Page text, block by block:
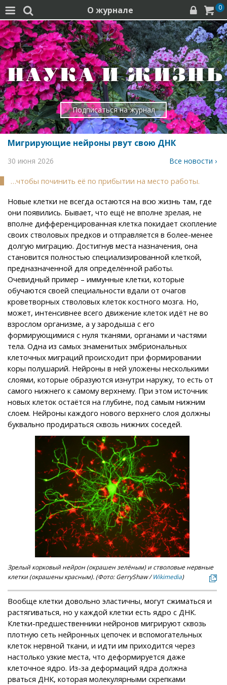
  О журнале   0
Подписаться на журнал
Мигрирующие нейроны рвут свою ДНК
30 июня 2026 Все новости ›
…чтобы починить её по прибытии на место работы.
Новые клетки не всегда остаются на всю жизнь там, где
они появились. Бывает, что ещё не вполне зрелая, не
вполне дифференцированная клетка покидает скопление
своих стволовых предков и отправляется в более-менее
долгую миграцию. Достигнув места назначения, она
становится полностью специализированной клеткой,
предназначенной для определённой работы.
Очевидный пример – иммунные клетки, которые
обучаются своей специальности вдали от очагов
кроветворных стволовых клеток костного мозга. Но,
может, интенсивнее всего движение клеток идёт не во
взрослом организме, а у зародыша с его
формирующимися с нуля тканями, органами и частями
тела. Одна из самых знаменитых эмбриональных
клеточных миграций происходит при формировании
коры полушарий. Нейроны в ней уложены несколькими
слоями, которые образуются изнутри наружу, то есть от
самого нижнего к самому верхнему. При этом источник
новых клеток остаётся на глубине, под самым нижним
слоем. Нейроны каждого нового верхнего слоя должны
буквально продираться сквозь нижних соседей.
Зрелый корковый нейрон (окрашен зелёным) и стволовые нервные
клетки (окрашены красным). (Фото: GerryShaw /Wikimedia)
Вообще клетки довольно эластичны, могут сжиматься и
растягиваться, но у каждой клетки есть ядро с ДНК.
Клетки-предшественники нейронов мигрируют сквозь
плотную сеть нейронных цепочек и вспомогательных
клеток нервной ткани, и идти им приходится через
настолько узкие места, что деформируется даже
клеточное ядро. Из-за деформаций ядра должна
рваться ДНК, которая молекулярными скрепками